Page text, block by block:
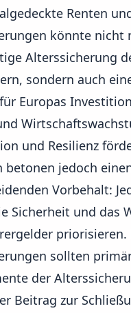
Renten
könnte nicht
Alterssicherung
sondern auch
Europas
und Resilienz
betonen jedoch
Vorbehalt:
Sicherheit und das
priorisieren.
sollten
der
Beitrag zur